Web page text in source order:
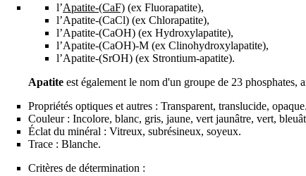
l’Apatite-(CaF) (ex Fluorapatite),
l’Apatite-(CaCl) (ex Chlorapatite),
l’Apatite-(CaOH) (ex Hydroxylapatite),
l’Apatite-(CaOH)-M (ex Clinohydroxylapatite),
l’Apatite-(SrOH) (ex Strontium-apatite).
Apatite est également le nom d'un groupe de 23 phosphates,
Propriétés optiques et autres : Transparent, translucide,
Couleur : Incolore, blanc, gris, jaune, vert jaunâtre, vert,
Éclat du minéral : Vitreux, subrésineux, soyeux.
Trace : Blanche.
Critères de détermination :